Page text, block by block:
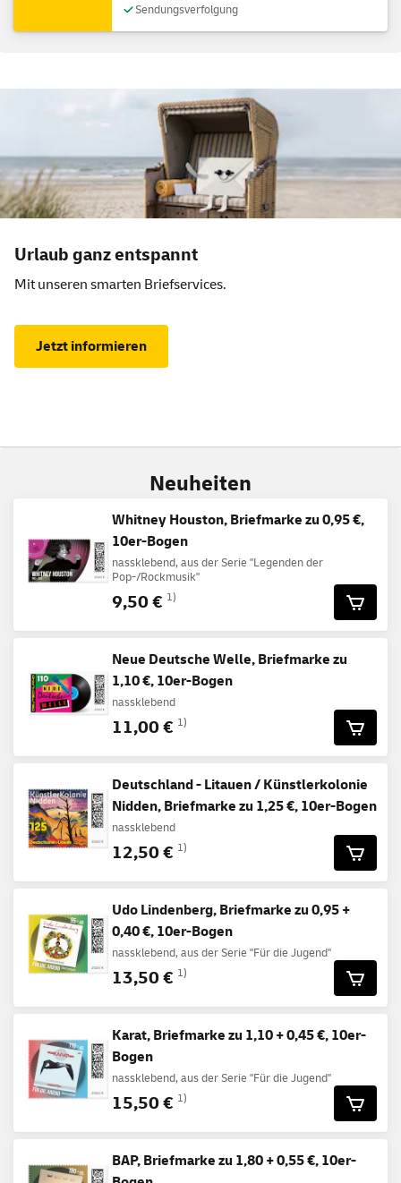
Sendungsverfolgung
Aktionsangebot
Urlaub ganz entspannt
Mit unseren smarten Briefservices.
Jetzt informieren
Neuheiten
Whitney Houston, Briefmarke zu 0,95 €,
10er-Bogen
nassklebend, aus der Serie "Legenden der
Pop-/Rockmusik"
9,50 € 1)
Neue Deutsche Welle, Briefmarke zu
1,10 €, 10er-Bogen
nassklebend
11,00 € 1)
Deutschland - Litauen / Künstlerkolonie
Nidden, Briefmarke zu 1,25 €, 10er-Bogen
nassklebend
12,50 € 1)
Udo Lindenberg, Briefmarke zu 0,95 +
0,40 €, 10er-Bogen
nassklebend, aus der Serie "Für die Jugend"
13,50 € 1)
Karat, Briefmarke zu 1,10 + 0,45 €, 10er-
Bogen
nassklebend, aus der Serie "Für die Jugend"
15,50 € 1)
BAP, Briefmarke zu 1,80 + 0,55 €, 10er-